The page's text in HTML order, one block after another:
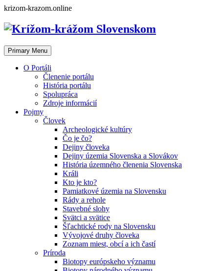
Skip
content
krizom-krazom.online
Primary Menu
O Portáli
Členenie portálu
História portálu
Spolupráca
Zdroje informácií
Pojmy
Človek
Archeologické kultúry
Čo je čo?
Dejiny človeka
Dejiny územia Slovenska a Slovákov
História územného členenia Slovenska
Králi
Kto je kto?
Pamiatkové územia na Slovensku
Rády a rehole
Stavebné slohy
Svätci a svätice
Šľachtické rody na Slovensku
Vývojové druhy človeka
Zoznam miest, obcí a ich častí
Príroda
Biotopy európskeho významu